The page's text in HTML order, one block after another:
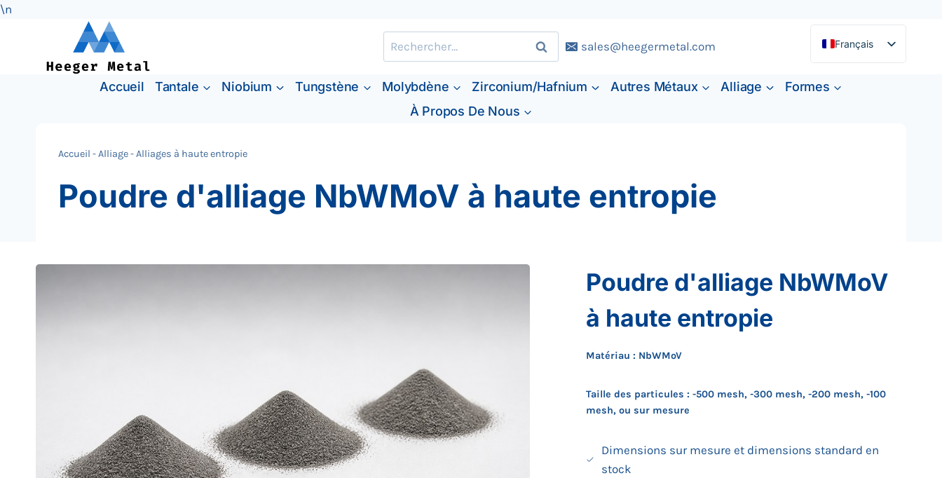
\n
Rechercher : sales@heegermetal.com
Français
English
Deutsch
Accueil Tantale Niobium Tungstène Molybdène Zirconium/Hafnium Autres Métaux Alliage
Formes
À Propos De Nous
Accueil -Alliage-Alliages à haute entropie
Poudre d'alliage NbWMoV à haute entropie
Poudre d'alliage NbWMoV
à haute entropie
Matériau : NbWMoV
Taille des particules : -500 mesh, -300 mesh, -200 mesh, -100
mesh, ou sur mesure
Dimensions sur mesure et dimensions standard en
stock